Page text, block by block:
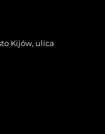
Kijów, ulica